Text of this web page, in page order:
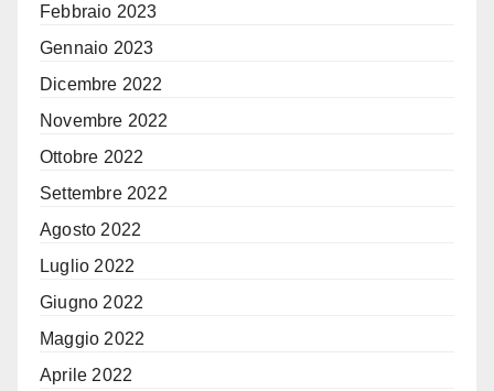
Febbraio 2023
Gennaio 2023
Dicembre 2022
Novembre 2022
Ottobre 2022
Settembre 2022
Agosto 2022
Luglio 2022
Giugno 2022
Maggio 2022
Aprile 2022